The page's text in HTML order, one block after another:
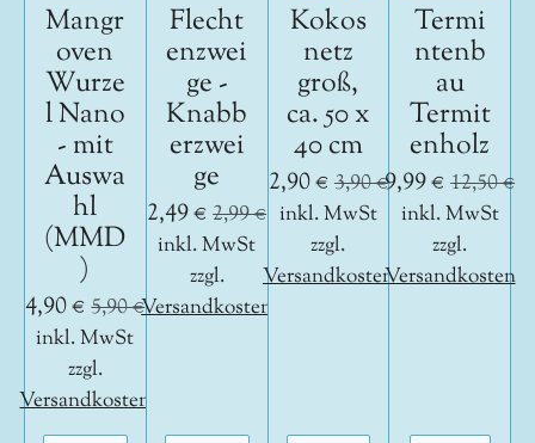
Mangr
oven
Wurze
l Nano
- mit
Auswa
hl
(MMD
)
4,90 € 5,90 €
inkl. MwSt
zzgl.
Versandkosten
Flecht
enzwei
ge -
Knabb
erzwei
ge
2,49 € 2,99 €
inkl. MwSt
zzgl.
Versandkosten
Kokos
netz
groß,
ca. 50 x
40 cm
2,90 € 3,90 €
inkl. MwSt
zzgl.
Versandkosten
Termi
ntenb
au
Termit
enholz
9,99 € 12,50 €
inkl. MwSt
zzgl.
Versandkosten